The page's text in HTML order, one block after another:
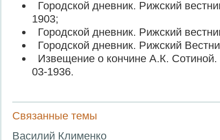
Городской дневник. Рижский
1903;
Городской дневник. Рижский
Городской дневник. Рижский
Извещение о кончине А.К.
03-1936.
Связанные темы
Василий Клименко